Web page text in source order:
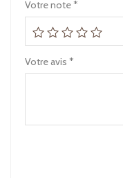
Votre note *
Votre avis *